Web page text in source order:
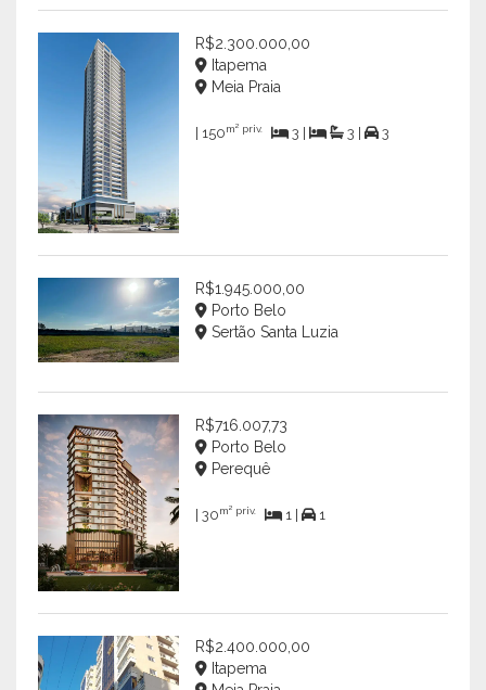
R$2.300.000,00
Itapema
Meia Praia
| 150m² priv. 3 | 3 | 3
R$1.945.000,00
Porto Belo
Sertão Santa Luzia
R$716.007,73
Porto Belo
Perequê
| 30m² priv. 1 | 1
R$2.400.000,00
Itapema